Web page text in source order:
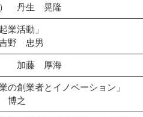
） 丹生 晃隆
業活動」
野 忠男
加藤 厚海
の創業者とイノベーション」
博之